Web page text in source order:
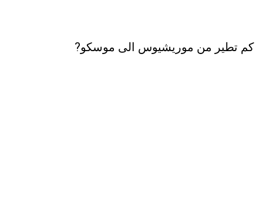
كم تطير من موريشيوس الى موسكو?